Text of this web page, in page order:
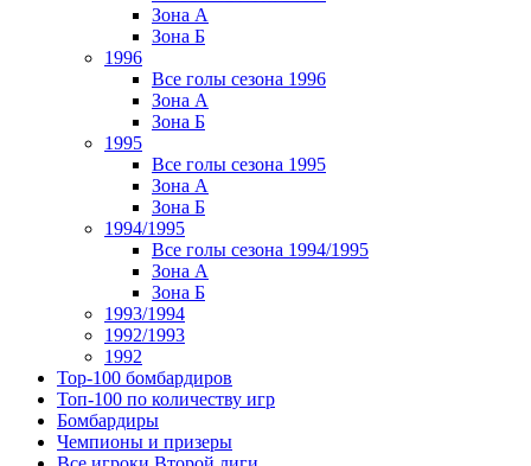
Зона А
Зона Б
1996
Все голы сезона 1996
Зона А
Зона Б
1995
Все голы сезона 1995
Зона А
Зона Б
1994/1995
Все голы сезона 1994/1995
Зона А
Зона Б
1993/1994
1992/1993
1992
Top-100 бомбардиров
Топ-100 по количеству игр
Бомбардиры
Чемпионы и призеры